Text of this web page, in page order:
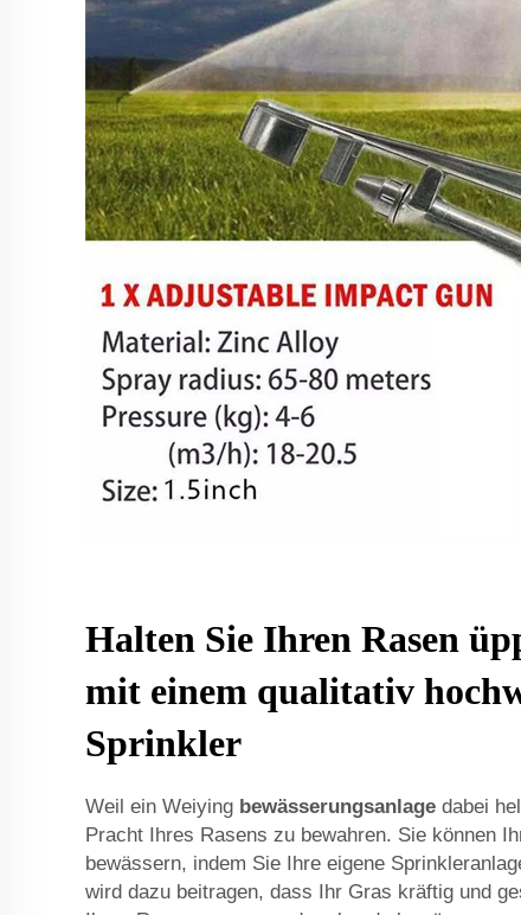
Halten Sie Ihren Rasen
mit einem qualitativ
Sprinkler
Weil ein Weiying bewässerungsanlage dabei
Pracht Ihres Rasens zu bewahren. Sie können
bewässern, indem Sie Ihre eigene
wird dazu beitragen, dass Ihr Gras kräftig und